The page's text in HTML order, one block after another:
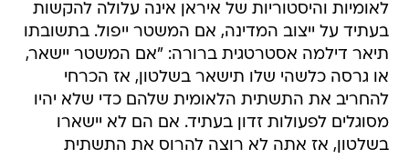
לאומיות והיסטוריות של איראן אינה עלולה להקשות
בעתיד על ייצוב המדינה, אם המשטר ייפול. בתשובתו
תיאר דילמה אסטרטגית ברורה: "אם המשטר יישאר,
או גרסה כלשהי שלו תישאר בשלטון, אז הכרחי
להחריב את התשתית הלאומית שלהם כדי שלא יהיו
מסוגלים לפעולות זדון בעתיד. אם הם לא יישארו
בשלטון, אז אתה לא רוצה להרוס את התשתית